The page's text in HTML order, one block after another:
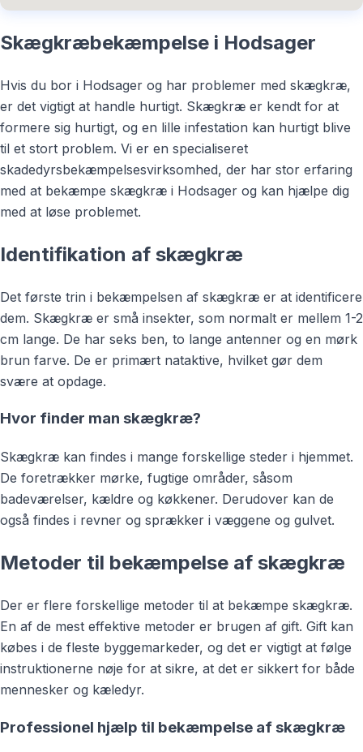
Skægkræbekæmpelse i Hodsager
Hvis du bor i Hodsager og har problemer med skægkræ,
er det vigtigt at handle hurtigt. Skægkræ er kendt for at
formere sig hurtigt, og en lille infestation kan hurtigt blive
til et stort problem. Vi er en specialiseret
skadedyrsbekæmpelsesvirksomhed, der har stor erfaring
med at bekæmpe skægkræ i Hodsager og kan hjælpe dig
med at løse problemet.
Identifikation af skægkræ
Det første trin i bekæmpelsen af skægkræ er at identificere
dem. Skægkræ er små insekter, som normalt er mellem 1-2
cm lange. De har seks ben, to lange antenner og en mørk
brun farve. De er primært nataktive, hvilket gør dem
svære at opdage.
Hvor finder man skægkræ?
Skægkræ kan findes i mange forskellige steder i hjemmet.
De foretrækker mørke, fugtige områder, såsom
badeværelser, kældre og køkkener. Derudover kan de
også findes i revner og sprækker i væggene og gulvet.
Metoder til bekæmpelse af skægkræ
Der er flere forskellige metoder til at bekæmpe skægkræ.
En af de mest effektive metoder er brugen af gift. Gift kan
købes i de fleste byggemarkeder, og det er vigtigt at følge
instruktionerne nøje for at sikre, at det er sikkert for både
mennesker og kæledyr.
Professionel hjælp til bekæmpelse af skægkræ